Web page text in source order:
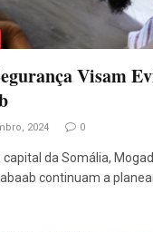
Visam
2024 0
capital da Somália,
continuam a